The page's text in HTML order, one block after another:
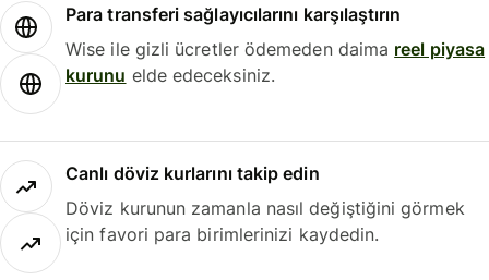
Para transferi sağlayıcılarını karşılaştırın
Wise ile gizli ücretler ödemeden daima reel piyasa
kurunu elde edeceksiniz.
Canlı döviz kurlarını takip edin
Döviz kurunun zamanla nasıl değiştiğini görmek
için favori para birimlerinizi kaydedin.